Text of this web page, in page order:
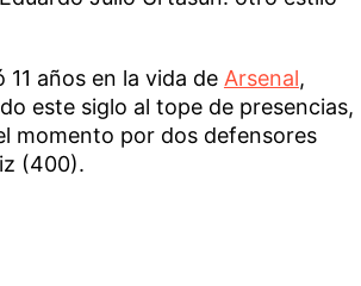
años en la vida de Arsenal,
este siglo al tope de presencias,
momento por dos defensores
(400).